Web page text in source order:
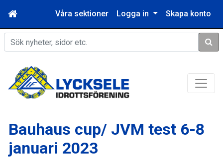
Våra sektioner Logga in Skapa konto
Sök
Bauhaus cup/ JVM test 6-8
januari 2023